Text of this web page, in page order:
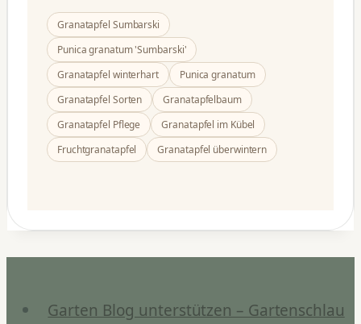
Granatapfel Sumbarski
Punica granatum 'Sumbarski'
Granatapfel winterhart
Punica granatum
Granatapfel Sorten
Granatapfelbaum
Granatapfel Pflege
Granatapfel im Kübel
Fruchtgranatapfel
Granatapfel überwintern
Garten Blog unterstützen – Gartenschlau